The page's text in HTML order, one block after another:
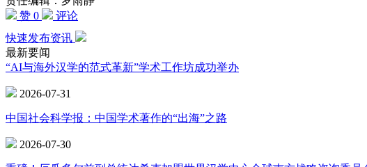
赞 0
评论
快速发布资讯
最新要闻
“AI与海外汉学的范式革新”学术工作坊成功举办
2026-07-31
中国社会科学报：中国学术著作的“出海”之路
2026-07-30